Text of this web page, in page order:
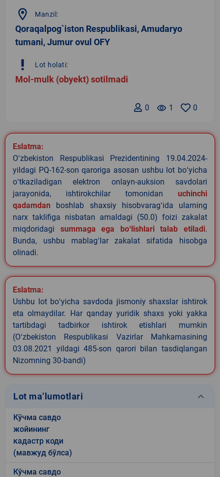
location_on Manzil:
Qoraqalpog`iston Respublikasi, Amudaryo
tumani, Jumur ovul OFY
priority_high Lot holati:
Mol-mulk (obyekt) sotilmadi
0
remove_red_eye 1
0
Eslatma:
Oʻzbekiston Respublikasi Prezidentining 19.04.2024-
yildagi PQ-162-son qaroriga asosan ushbu lot boʻyicha
oʻtkaziladigan elektron onlayn-auksion savdolari
jarayonida, ishtirokchilar tomonidan uchinchi
qadamdan boshlab shaxsiy hisobvaragʻida ularning
narx taklifiga nisbatan amaldagi (50.0) foizi zakalat
miqdoridagi summaga ega boʻlishlari talab etiladi.
Bunda, ushbu mablagʻlar zakalat sifatida hisobga
olinadi.
Eslatma:
Ushbu lot boʻyicha savdoda jismoniy shaxslar ishtirok
eta olmaydilar. Har qanday yuridik shaxs yoki yakka
tartibdagi tadbirkor ishtirok etishlari mumkin
(Oʻzbekiston Respublikasi Vazirlar Mahkamasining
03.08.2021 yildagi 485-son qarori bilan tasdiqlangan
Nizomning 30-bandi)
Lot ma’lumotlari keyboard_arrow_down
Кўчма савдо
жойининг
кадастр коди
(мавжуд бўлса)
Кўчма савдо